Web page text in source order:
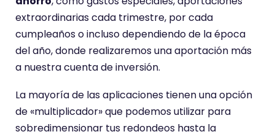
extraordinarias cada trimestre, por cada
cumpleaños o incluso dependiendo de la época
del año, donde realizaremos una aportación más
a nuestra cuenta de inversión.
La mayoría de las aplicaciones tienen una opción
de «multiplicador» que podemos utilizar para
sobredimensionar tus redondeos hasta la